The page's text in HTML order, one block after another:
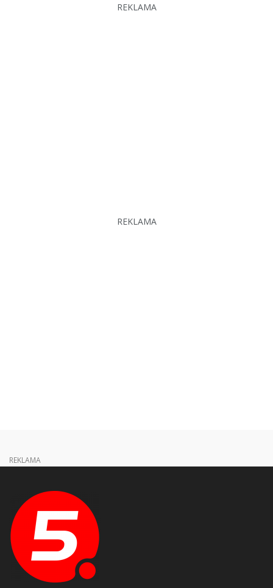
REKLAMA
REKLAMA
REKLAMA